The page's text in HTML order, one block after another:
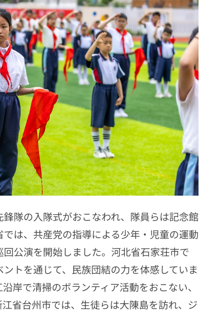
隊の入隊式がおこなわれ、隊員らは記念館
は、共産党の指導による少年・児童の運動
公演を開始しました。河北省石家荘市で
トを通じて、民族団結の力を体感していま
岸で清掃のボランティア活動をおこない、
省台州市では、生徒らは大陳島を訪れ、ジ